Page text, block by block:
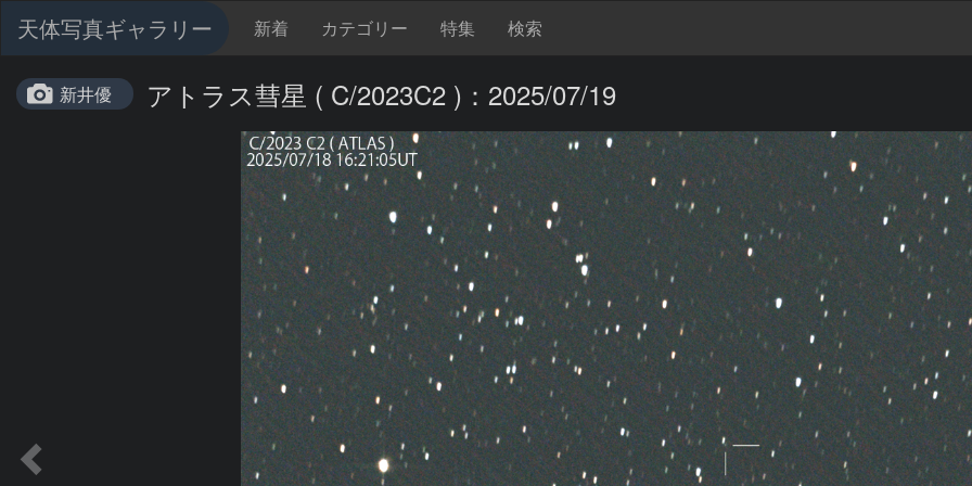
天体写真ギャラリー 新着 カテゴリー 特集 検索
新井優 アトラス彗星 ( C/2023C2 )：2025/07/19